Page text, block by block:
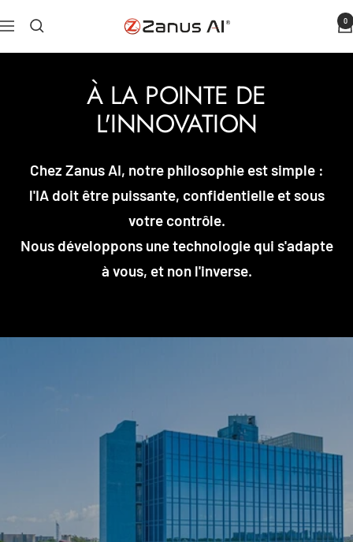
au
Navigation
Zanus
AI
0
À LA POINTE DE
L'INNOVATION
Chez Zanus AI, notre philosophie est simple :
l'IA doit être puissante, confidentielle et sous
votre contrôle.
Nous développons une technologie qui s'adapte
à vous, et non l'inverse.